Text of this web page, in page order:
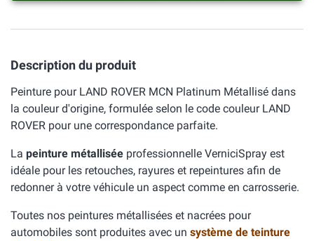
Description du produit
Peinture pour LAND ROVER MCN Platinum Métallisé dans
la couleur d'origine, formulée selon le code couleur LAND
ROVER pour une correspondance parfaite.
La peinture métallisée professionnelle VerniciSpray est
idéale pour les retouches, rayures et repeintures afin de
redonner à votre véhicule un aspect comme en carrosserie.
Toutes nos peintures métallisées et nacrées pour
automobiles sont produites avec un système de teinture